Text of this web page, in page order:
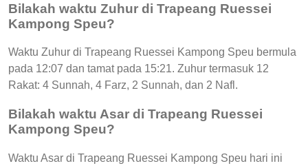
Bilakah waktu Zuhur di Trapeang Ruessei
Kampong Speu?
Waktu Zuhur di Trapeang Ruessei Kampong Speu bermula
pada 12:07 dan tamat pada 15:21. Zuhur termasuk 12
Rakat: 4 Sunnah, 4 Farz, 2 Sunnah, dan 2 Nafl.
Bilakah waktu Asar di Trapeang Ruessei
Kampong Speu?
Waktu Asar di Trapeang Ruessei Kampong Speu hari ini